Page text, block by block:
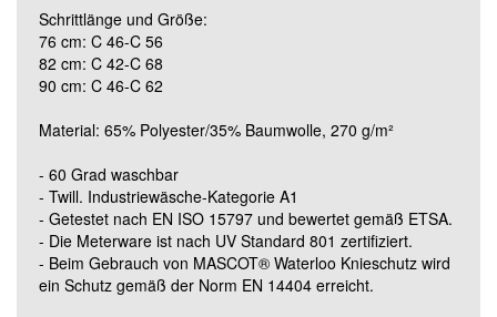
Grösse 90C52 (lang)
Grösse 90C54 (lang)
Grösse 90C56 (lang)
Grösse 90C60 (lang)
Grösse 90C62 (lang)
Schrittlänge und Größe:
76 cm: C 46-C 56
82 cm: C 42-C 68
90 cm: C 46-C 62
Material: 65% Polyester/35% Baumwolle, 270 g/m²
- 60 Grad waschbar
- Twill. Industriewäsche-Kategorie A1
- Getestet nach EN ISO 15797 und bewertet gemäß ETSA.
- Die Meterware ist nach UV Standard 801 zertifiziert.
- Beim Gebrauch von MASCOT® Waterloo Knieschutz wird
ein Schutz gemäß der Norm EN 14404 erreicht.